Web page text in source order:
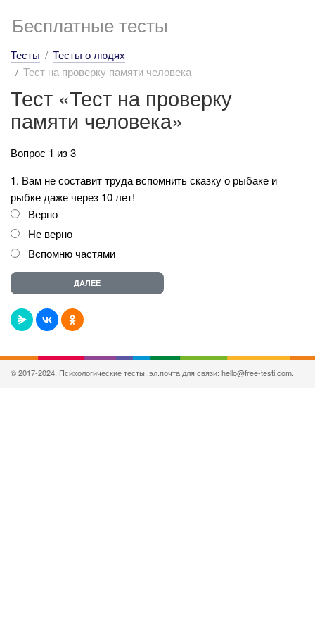
Бесплатные тесты
Тесты
Тесты о людях
Тест на проверку памяти человека
Тест «Тест на проверку
памяти человека»
Вопрос 1 из 3
1. Вам не составит труда вспомнить сказку о рыбаке и
рыбке даже через 10 лет!
Верно
Не верно
Вспомню частями
© 2017-2024, Психологические тесты, эл.почта для связи: hello@free-testi.com.